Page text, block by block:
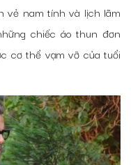
vẻ nam tính và lịch lãm
chiếc áo thun đơn
cơ thể vạm vỡ của tuổi